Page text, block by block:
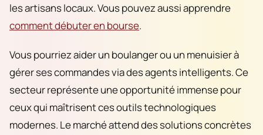
les artisans locaux. Vous pouvez aussi apprendre
comment débuter en bourse.
Vous pourriez aider un boulanger ou un menuisier à
gérer ses commandes via des agents intelligents. Ce
secteur représente une opportunité immense pour
ceux qui maîtrisent ces outils technologiques
modernes. Le marché attend des solutions concrètes